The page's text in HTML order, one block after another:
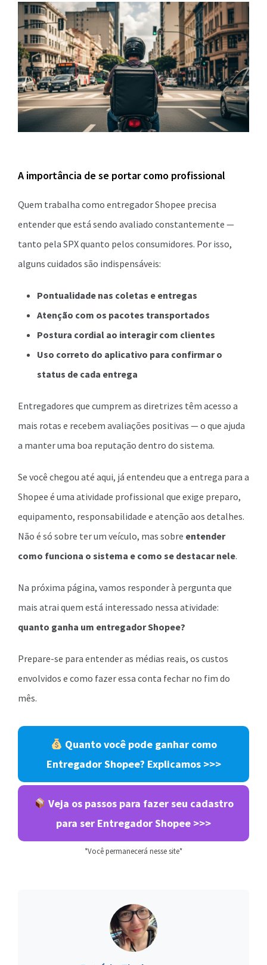
A importância de se portar como profissional
Quem trabalha como entregador Shopee precisa
entender que está sendo avaliado constantemente —
tanto pela SPX quanto pelos consumidores. Por isso,
alguns cuidados são indispensáveis:
Pontualidade nas coletas e entregas
Atenção com os pacotes transportados
Postura cordial ao interagir com clientes
Uso correto do aplicativo para confirmar o
status de cada entrega
Entregadores que cumprem as diretrizes têm acesso a
mais rotas e recebem avaliações positivas — o que ajuda
a manter uma boa reputação dentro do sistema.
Se você chegou até aqui, já entendeu que a entrega para a
Shopee é uma atividade profissional que exige preparo,
equipamento, responsabilidade e atenção aos detalhes.
Não é só sobre ter um veículo, mas sobre entender
como funciona o sistema e como se destacar nele.
Na próxima página, vamos responder à pergunta que
mais atrai quem está interessado nessa atividade:
quanto ganha um entregador Shopee?
Prepare-se para entender as médias reais, os custos
envolvidos e como fazer essa conta fechar no fim do
mês.
Quanto você pode ganhar como
Entregador Shopee? Explicamos >>>
Veja os passos para fazer seu cadastro
para ser Entregador Shopee >>>
*Você permanecerá nesse site*